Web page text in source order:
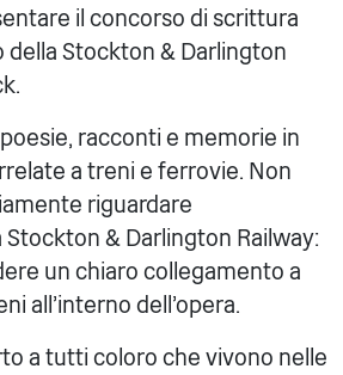
il concorso di scrittura
della Stockton & Darlington
racconti e memorie in
a treni e ferrovie. Non
riguardare
& Darlington Railway:
un chiaro collegamento a
all'interno dell'opera.
a tutti coloro che vivono nelle